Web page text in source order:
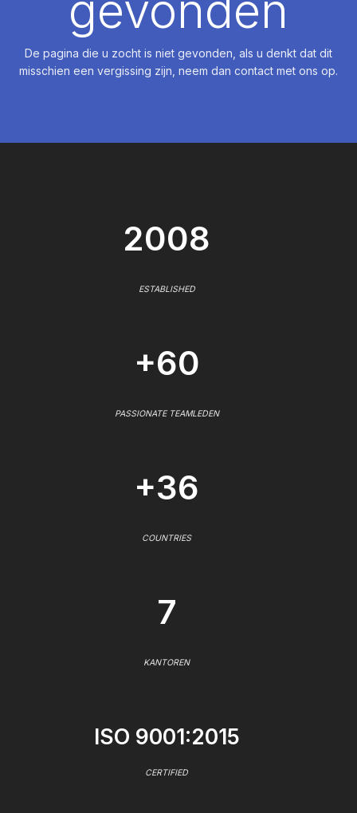
De pagina die u zocht is niet gevonden, als u denkt dat dit
misschien een vergissing zijn, neem dan contact met ons op.
2008
ESTABLISHED
+60
PASSIONATE TEAMLEDEN
+36
COUNTRIES
7
KANTOREN
ISO 9001:2015
CERTIFIED